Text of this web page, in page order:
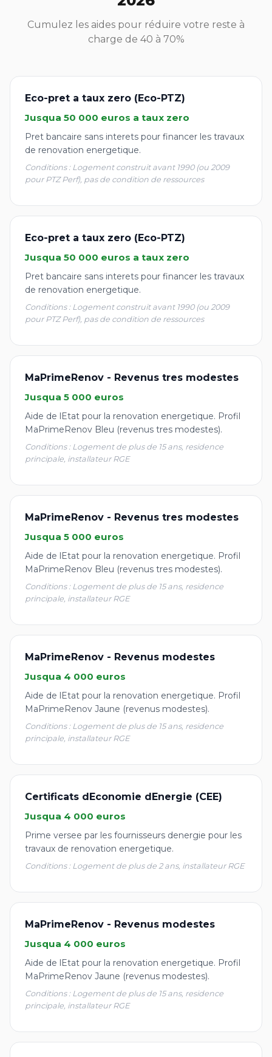
Cumulez les aides pour réduire votre reste à
charge de 40 à 70%
Eco-pret a taux zero (Eco-PTZ)
Jusqua 50 000 euros a taux zero
Pret bancaire sans interets pour financer les travaux
de renovation energetique.
Conditions : Logement construit avant 1990 (ou 2009
pour PTZ Perf), pas de condition de ressources
Eco-pret a taux zero (Eco-PTZ)
Jusqua 50 000 euros a taux zero
Pret bancaire sans interets pour financer les travaux
de renovation energetique.
Conditions : Logement construit avant 1990 (ou 2009
pour PTZ Perf), pas de condition de ressources
MaPrimeRenov - Revenus tres modestes
Jusqua 5 000 euros
Aide de lEtat pour la renovation energetique. Profil
MaPrimeRenov Bleu (revenus tres modestes).
Conditions : Logement de plus de 15 ans, residence
principale, installateur RGE
MaPrimeRenov - Revenus tres modestes
Jusqua 5 000 euros
Aide de lEtat pour la renovation energetique. Profil
MaPrimeRenov Bleu (revenus tres modestes).
Conditions : Logement de plus de 15 ans, residence
principale, installateur RGE
MaPrimeRenov - Revenus modestes
Jusqua 4 000 euros
Aide de lEtat pour la renovation energetique. Profil
MaPrimeRenov Jaune (revenus modestes).
Conditions : Logement de plus de 15 ans, residence
principale, installateur RGE
Certificats dEconomie dEnergie (CEE)
Jusqua 4 000 euros
Prime versee par les fournisseurs denergie pour les
travaux de renovation energetique.
Conditions : Logement de plus de 2 ans, installateur RGE
MaPrimeRenov - Revenus modestes
Jusqua 4 000 euros
Aide de lEtat pour la renovation energetique. Profil
MaPrimeRenov Jaune (revenus modestes).
Conditions : Logement de plus de 15 ans, residence
principale, installateur RGE